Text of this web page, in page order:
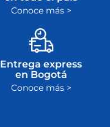
Conoce más >
Entrega express
en Bogotá
Conoce más >